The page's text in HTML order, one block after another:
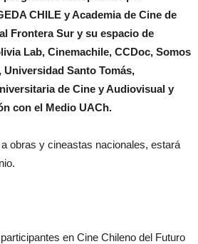
CHILE y Academia de Cine de
Frontera Sur y su espacio de
Lab, Cinemachile, CCDoc, Somos
Santo Tomás,
de Cine y Audiovisual y
con el Medio UACh.
obras y cineastas nacionales, estará
en Cine Chileno del Futuro